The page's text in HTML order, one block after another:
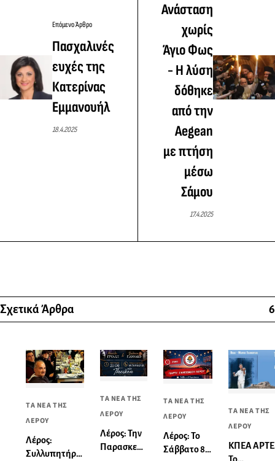
Επόμενο Άρθρο
Πασχαλινές
ευχές της
Κατερίνας
Εμμανουήλ
18.4.2025
Ανάσταση
χωρίς
Άγιο Φως
- Η λύση
δόθηκε
από την
Aegean
με πτήση
μέσω
Σάμου
17.4.2025
Σχετικά Άρθρα 6
ΤΑ ΝΕΑ ΤΗΣ
ΛΕΡΟΥ
Λέρος:
Συλλυπητήρια
ΤΑ ΝΕΑ ΤΗΣ
ΛΕΡΟΥ
Λέρος: Την
Παρασκευή
ΤΑ ΝΕΑ ΤΗΣ
ΛΕΡΟΥ
Λέρος: Το
Σάββατο 8
ΤΑ ΝΕΑ ΤΗΣ
ΛΕΡΟΥ
ΚΠΕΑ